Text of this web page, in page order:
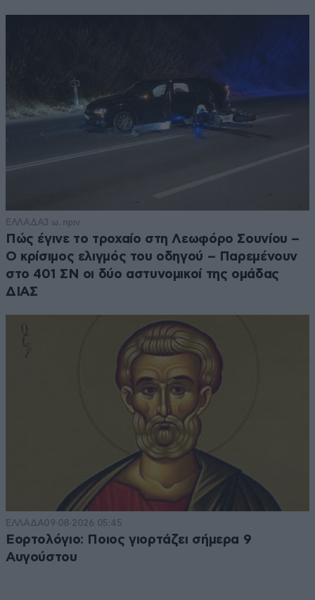
ΕΛΛΑΔΑ3 ω. πριν
Πώς έγινε το τροχαίο στη Λεωφόρο Σουνίου –
Ο κρίσιμος ελιγμός του οδηγού – Παρεμένουν
στο 401 ΣΝ οι δύο αστυνομικοί της ομάδας
ΔΙΑΣ
ΕΛΛΑΔΑ09·08·2026 05:45
Εορτολόγιο: Ποιος γιορτάζει σήμερα 9
Αυγούστου